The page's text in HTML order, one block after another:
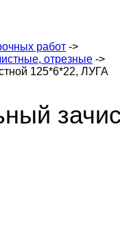
работ ->
отрезные ->
125*6*22, ЛУГА